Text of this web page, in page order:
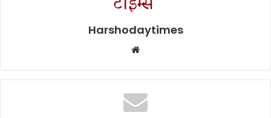
Harshodaytimes
Website